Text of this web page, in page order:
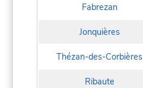
Fabrezan
Jonquières
Thézan-des-Corbières
Ribaute